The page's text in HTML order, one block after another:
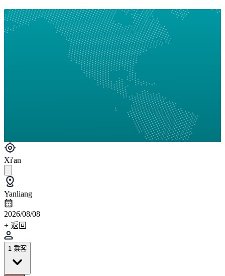
Xi'an
Yanliang
2026/08/08
+ 返回
1 乘客